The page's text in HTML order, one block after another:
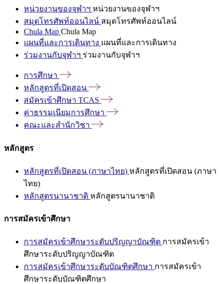
หน่วยงานของจุฬาฯ หน่วยงานของจุฬาฯ
สมุดโทรศัพท์ออนไลน์ สมุดโทรศัพท์ออนไลน์
Chula Map Chula Map
แผนที่และการเดินทาง แผนที่และการเดินทาง
ร่วมงานกับจุฬาฯ ร่วมงานกับจุฬาฯ
การศึกษา
หลักสูตรที่เปิดสอน
สมัครเข้าศึกษา TCAS
ค่าธรรมเนียมการศึกษา
คณะและสำนักวิชา
หลักสูตร
หลักสูตรที่เปิดสอน (ภาษาไทย) หลักสูตรที่เปิดสอน (ภาษา
ไทย)
หลักสูตรนานาชาติ หลักสูตรนานาชาติ
การสมัครเข้าศึกษา
การสมัครเข้าศึกษาระดับปริญญาบัณฑิต การสมัครเข้า
ศึกษาระดับปริญญาบัณฑิต
การสมัครเข้าศึกษาระดับบัณฑิตศึกษา การสมัครเข้า
ศึกษาระดับบัณฑิตศึกษา